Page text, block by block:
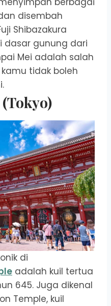
disembah
Shibazakura
dasar gunung dari
Mei adalah salah
tidak boleh
di
adalah kuil tertua
645. Juga dikenal
Temple, kuil